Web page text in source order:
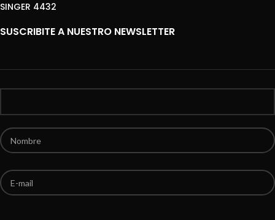
SINGER 4432
SUSCRIBITE A NUESTRO NEWSLETTER